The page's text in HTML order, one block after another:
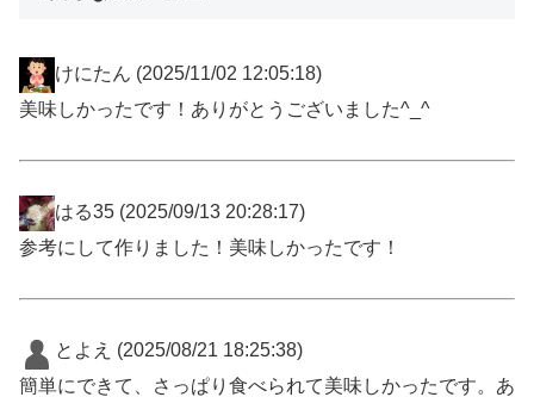
けにたん (2025/11/02 12:05:18)
美味しかったです！ありがとうございました^_^
はる35 (2025/09/13 20:28:17)
参考にして作りました！美味しかったです！
とよえ (2025/08/21 18:25:38)
簡単にできて、さっぱり食べられて美味しかったです。あ